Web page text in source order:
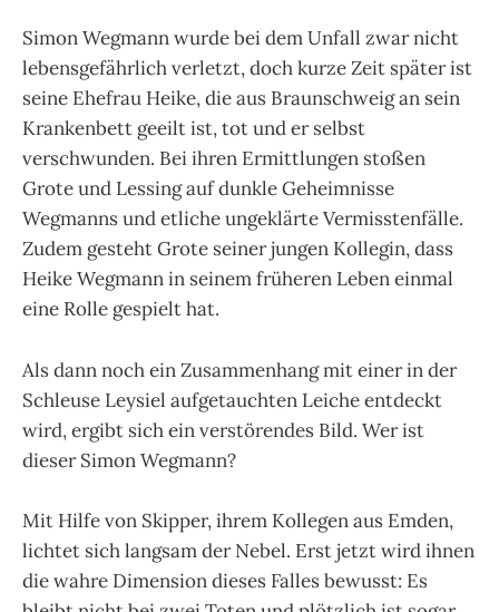
Simon Wegmann wurde bei dem Unfall zwar nicht
lebensgefährlich verletzt, doch kurze Zeit später ist
seine Ehefrau Heike, die aus Braunschweig an sein
Krankenbett geeilt ist, tot und er selbst
verschwunden. Bei ihren Ermittlungen stoßen
Grote und Lessing auf dunkle Geheimnisse
Wegmanns und etliche ungeklärte Vermisstenfälle.
Zudem gesteht Grote seiner jungen Kollegin, dass
Heike Wegmann in seinem früheren Leben einmal
eine Rolle gespielt hat.
Als dann noch ein Zusammenhang mit einer in der
Schleuse Leysiel aufgetauchten Leiche entdeckt
wird, ergibt sich ein verstörendes Bild. Wer ist
dieser Simon Wegmann?
Mit Hilfe von Skipper, ihrem Kollegen aus Emden,
lichtet sich langsam der Nebel. Erst jetzt wird ihnen
die wahre Dimension dieses Falles bewusst: Es